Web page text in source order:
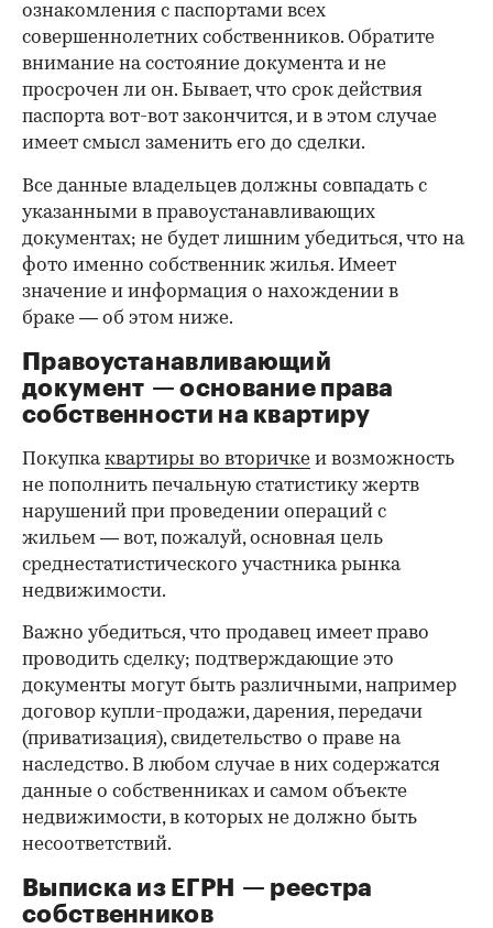
ознакомления с паспортами всех
совершеннолетних собственников. Обратите
внимание на состояние документа и не
просрочен ли он. Бывает, что срок действия
паспорта вот-вот закончится, и в этом случае
имеет смысл заменить его до сделки.
00:00 / 00:00
Все данные владельцев должны совпадать с
указанными в правоустанавливающих
документах; не будет лишним убедиться, что на
фото именно собственник жилья. Имеет
значение и информация о нахождении в
браке — об этом ниже.
Правоустанавливающий
документ — основание права
собственности на квартиру
Покупкаквартиры во вторичке и возможность
не пополнить печальную статистику жертв
нарушений при проведении операций с
жильем — вот, пожалуй, основная цель
среднестатистического участника рынка
недвижимости.
Важно убедиться, что продавец имеет право
проводить сделку; подтверждающие это
документы могут быть различными, например
договор купли-продажи, дарения, передачи
(приватизация), свидетельство о праве на
наследство. В любом случае в них содержатся
данные о собственниках и самом объекте
недвижимости, в которых не должно быть
несоответствий.
Выписка из ЕГРН — реестра
собственников